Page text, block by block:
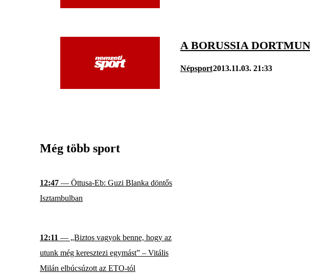
A BORUSSIA
Népsport2013.11.03. 21:33
Még több sport
12:47 — Öttusa-Eb: Guzi Blanka döntős
Isztambulban
12:11 — „Biztos vagyok benne, hogy az
utunk még keresztezi egymást” – Vitális
Milán elbúcsúzott az ETO-tól